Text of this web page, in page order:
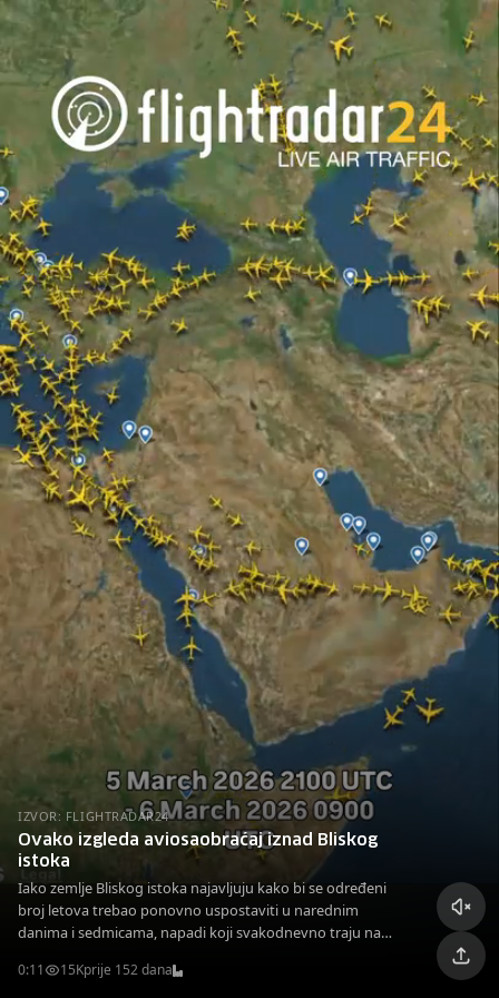
IZVOR: FLIGHTRADAR24
Ovako izgleda aviosaobraćaj iznad Bliskog
istoka
Iako zemlje Bliskog istoka najavljuju kako bi se određeni
broj letova trebao ponovno uspostaviti u narednim
danima i sedmicama, napadi koji svakodnevno traju na
0:11 15Kprije 152 dana